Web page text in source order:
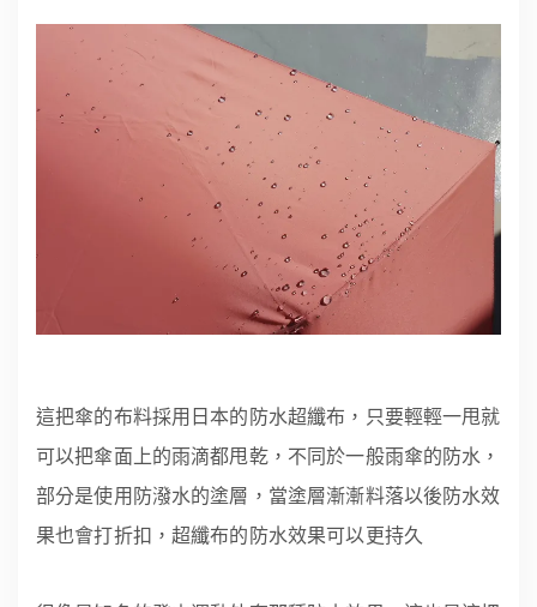
這把傘的布料採用日本的防水超纖布，只要輕輕一甩就
可以把傘面上的雨滴都甩乾，不同於一般雨傘的防水，
部分是使用防潑水的塗層，當塗層漸漸料落以後防水效
果也會打折扣，超纖布的防水效果可以更持久